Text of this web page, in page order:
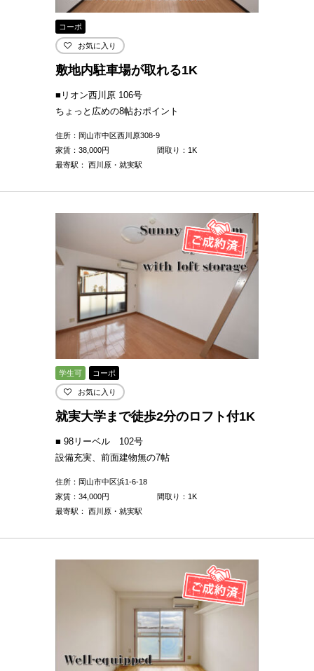
コーポ
お気に入り
敷地内駐車場が取れる1K
■リオン西川原 106号
ちょっと広めの8帖おポイント
住所：岡山市中区西川原308-9
家賃： 38,000円
間取り：1K
最寄駅： 西川原・就実駅
学生可 コーポ
お気に入り
就実大学まで徒歩2分のロフト付1K
■ 98リーベル 102号
設備充実、前面建物無の7帖
住所：岡山市中区浜1-6-18
家賃： 34,000円
間取り：1K
最寄駅： 西川原・就実駅